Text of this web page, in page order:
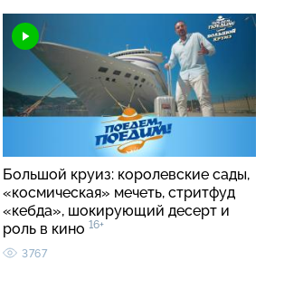
Большой круиз: королевские сады,
«космическая» мечеть, стритфуд
«кебда», шокирующий десерт и
роль в кино 16+
3767